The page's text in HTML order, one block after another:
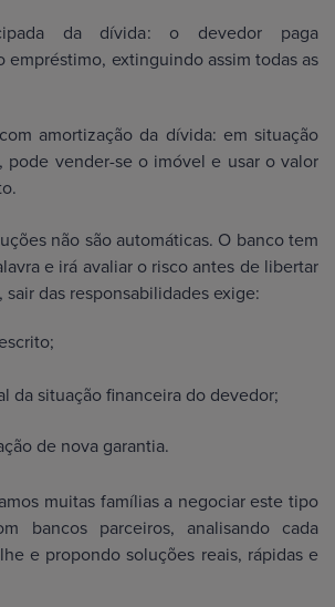
da dívida: o devedor paga
empréstimo, extinguindo assim todas as
amortização da dívida: em situação
pode vender-se o imóvel e usar o valor
não são automáticas. O banco tem
e irá avaliar o risco antes de libertar
sair das responsabilidades exige:
da situação financeira do devedor;
de nova garantia.
muitas famílias a negociar este tipo
bancos parceiros, analisando cada
e propondo soluções reais, rápidas e